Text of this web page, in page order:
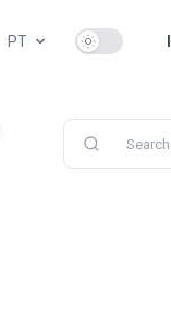
PT Use setting